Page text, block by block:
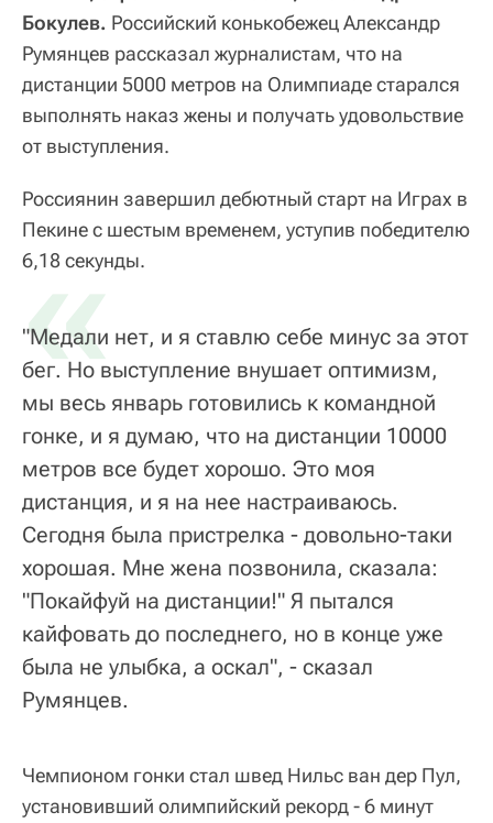
Бокулев. Российский конькобежец Александр
Румянцев рассказал журналистам, что на
дистанции 5000 метров на Олимпиаде старался
выполнять наказ жены и получать удовольствие
от выступления.
Россиянин завершил дебютный старт на Играх в
Пекине с шестым временем, уступив победителю
6,18 секунды.
«
"Медали нет, и я ставлю себе минус за этот
бег. Но выступление внушает оптимизм,
мы весь январь готовились к командной
гонке, и я думаю, что на дистанции 10000
метров все будет хорошо. Это моя
дистанция, и я на нее настраиваюсь.
Сегодня была пристрелка - довольно-таки
хорошая. Мне жена позвонила, сказала:
"Покайфуй на дистанции!" Я пытался
кайфовать до последнего, но в конце уже
была не улыбка, а оскал", - сказал
Румянцев.
Чемпионом гонки стал швед Нильс ван дер Пул,
установивший олимпийский рекорд - 6 минут